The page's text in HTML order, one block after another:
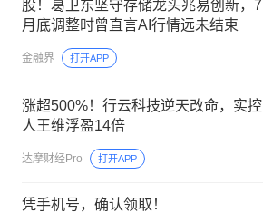
股！葛卫东坚守存储龙头兆易创新，7
月底调整时曾直言AI行情远未结束
金融界 打开APP
涨超500%！行云科技逆天改命，实控
人王维浮盈14倍
达摩财经Pro 打开APP
凭手机号，确认领取！